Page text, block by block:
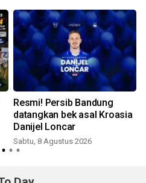
Resmi! Persib Bandung
datangkan bek asal Kroasia
Danijel Loncar
Sabtu, 8 Agustus 2026